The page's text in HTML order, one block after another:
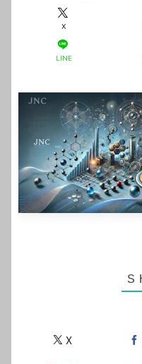
X
LINE
X